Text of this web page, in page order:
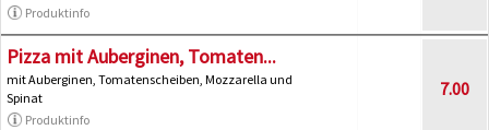
Produktinfo
Pizza mit Auberginen, Tomaten...
mit Auberginen, Tomatenscheiben, Mozzarella und
Spinat
Produktinfo
7.00